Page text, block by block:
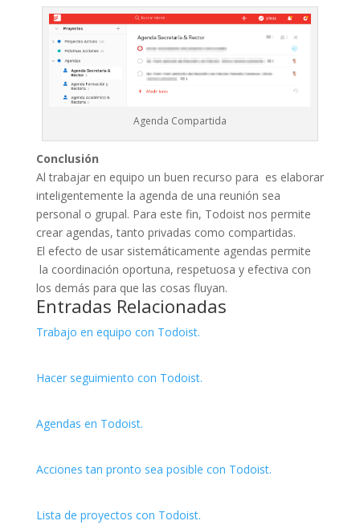
Agenda Compartida
Conclusión
Al trabajar en equipo un buen recurso para es elaborar
inteligentemente la agenda de una reunión sea
personal o grupal. Para este fin, Todoist nos permite
crear agendas, tanto privadas como compartidas.
El efecto de usar sistemáticamente agendas permite
la coordinación oportuna, respetuosa y efectiva con
los demás para que las cosas fluyan.
Entradas Relacionadas
Trabajo en equipo con Todoist.
Hacer seguimiento con Todoist.
Agendas en Todoist.
Acciones tan pronto sea posible con Todoist.
Lista de proyectos con Todoist.